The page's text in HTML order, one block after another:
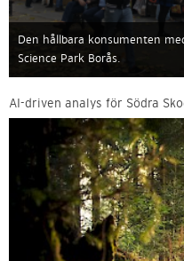
Den hållbara konsumenten
Science Park Borås.
AI-driven analys för Södra